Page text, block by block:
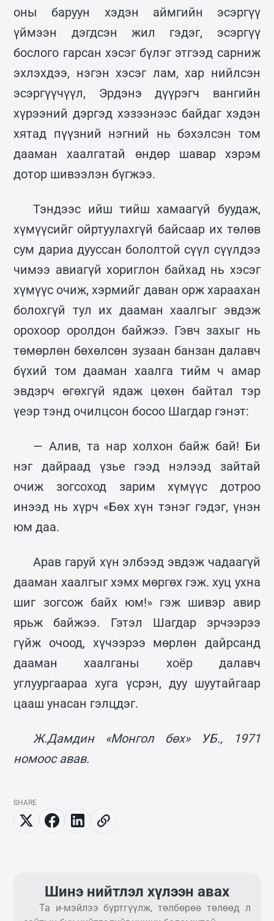
оны баруун хэдэн аймгийн эсэргүү
үймээн дэгдсэн жил гэдэг, эсэргүү
бослого гарсан хэсэг бүлэг этгээд сарниж
эхлэхдээ, нэгэн хэсэг лам, хар нийлсэн
эсэргүүчүүл, Эрдэнэ дүүрэгч вангийн
хүрээний дэргэд хэзээнээс байдаг хэдэн
хятад пүүзний нэгний нь бэхэлсэн том
дааман хаалгатай өндөр шавар хэрэм
дотор шивээлэн бүгжээ.
Тэндээс ийш тийш хамаагүй буудаж,
хүмүүсийг ойртуулахгүй байсаар их төлөв
сум дариа дууссан бололтой сүүл сүүлдээ
чимээ авиагүй хориглон байхад нь хэсэг
хүмүүс очиж, хэрмийг даван орж хараахан
болохгүй тул их дааман хаалгыг эвдэж
орохоор оролдон байжээ. Гэвч захыг нь
төмөрлөн бөхөлсөн зузаан банзан далавч
бүхий том дааман хаалга тийм ч амар
эвдэрч өгөхгүй ядаж цөхөн байтал тэр
үеэр тэнд очилцсон босоо Шагдар гэнэт:
— Алив, та нар холхон байж бай! Би
нэг дайраад үзье гээд нэлээд зайтай
очиж зогсоход зарим хүмүүс дотроо
инээд нь хүрч «Бөх хүн тэнэг гэдэг, үнэн
юм даа.
Арав гаруй хүн элбээд эвдэж чадаагүй
дааман хаалгыг хэмх мөргөх гэж. хуц ухна
шиг зогсож байх юм!» гэж шивэр авир
ярьж байжээ. Гэтэл Шагдар эрчээрээ
гүйж очоод, хүчээрээ мөрлөн дайрсанд
дааман хаалганы хоёр далавч
углуургаараа хуга үсрэн, дуу шуутайгаар
цааш унасан гэлцдэг.
Ж.Дамдин «Монгол бөх» УБ., 1971
номоос авав.
SHARE
Шинэ нийтлэл хүлээн авах
Та и-мэйлээ бүртгүүлж, төлбөрөө төлөөд л